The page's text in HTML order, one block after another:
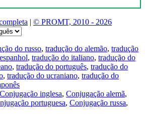
| © PROMT, 2010 - 2026
do russo, tradução do alemão, tradução
, tradução do italiano, tradução do
, tradução do português, tradução do
, tradução do ucraniano, tradução do
Conjugação inglesa, Conjugação alemã,
portuguesa, Conjugação russa,